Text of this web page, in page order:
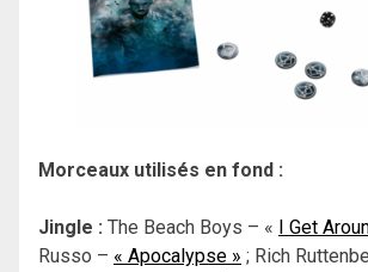
Morceaux utilisés en fond :
Jingle : The Beach Boys – « I Get
Russo – « Apocalypse » ; Rich